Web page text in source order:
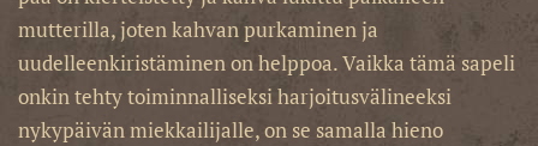
mutterilla, joten kahvan purkaminen ja
uudelleenkiristäminen on helppoa. Vaikka tämä sapeli
onkin tehty toiminnalliseksi harjoitusvälineeksi
nykypäivän miekkailijalle, on se samalla hieno